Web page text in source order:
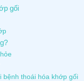
gối
bệnh thoái hóa khớp gối